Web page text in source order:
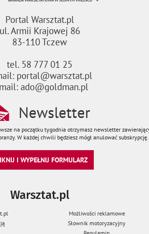
Portal Warsztat.pl
ul. Armii Krajowej 86
83-110 Tczew
tel. 58 777 01 25
portal@warsztat.pl
ado@goldman.pl
Newsletter
na początku tygodnia otrzymasz newsletter
W każdej chwili będziesz mógł anulować subskrypcję.
I WYPEŁNIJ FORMULARZ
Warsztat.pl
Możliwości reklamowe
Słownik motoryzacyjny